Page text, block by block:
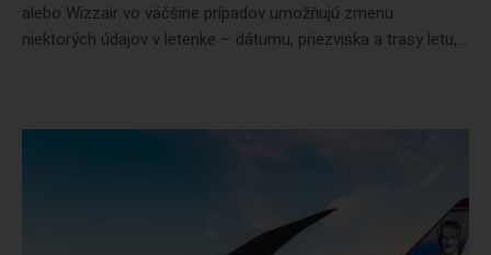
alebo Wizzair vo väčšine prípadov umožňujú zmenu
niektorých údajov v letenke – dátumu, priezviska a trasy letu,...